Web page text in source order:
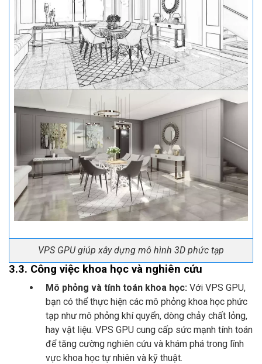
VPS GPU giúp xây dựng mô hình 3D phức tạp
3.3. Công việc khoa học và nghiên cứu
Mô phỏng và tính toán khoa học:Với VPS GPU,
bạn có thể thực hiện các mô phỏng khoa học phức
tạp như mô phỏng khí quyển, dòng chảy chất lỏng,
hay vật liệu. VPS GPU cung cấp sức mạnh tính toán
để tăng cường nghiên cứu và khám phá trong lĩnh
vực khoa học tự nhiên và kỹ thuật.